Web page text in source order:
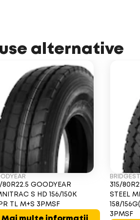
alternative
80R22.5 GOODYEAR
S HD 156/150K
TL M+S 3PMSF
315/
STEEL
158/
3PMSF